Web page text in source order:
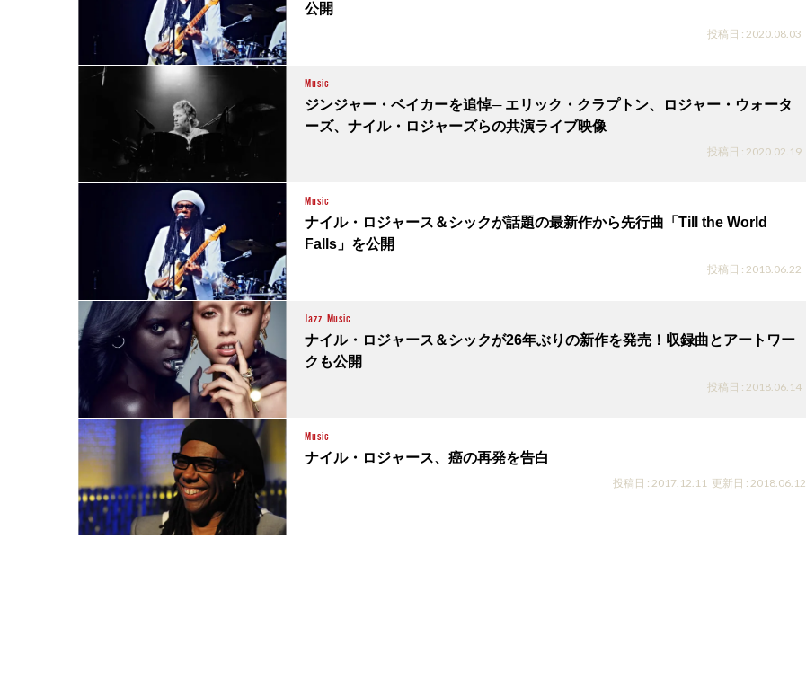
公開
投稿日 : 2020.08.03
Music
ジンジャー・ベイカーを追悼─ エリック・クラプトン、ロジャー・ウォータ
ーズ、ナイル・ロジャーズらの共演ライブ映像
投稿日 : 2020.02.19
Music
ナイル・ロジャース＆シックが話題の最新作から先行曲「Till the World
Falls」を公開
投稿日 : 2018.06.22
Jazz Music
ナイル・ロジャース＆シックが26年ぶりの新作を発売！収録曲とアートワー
クも公開
投稿日 : 2018.06.14
Music
ナイル・ロジャース、癌の再発を告白
投稿日 : 2017.12.11 更新日 : 2018.06.12